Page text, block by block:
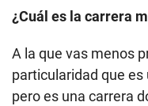
¿Cuál es la carrera
A la que vas menos
particularidad que es
pero es una carrera